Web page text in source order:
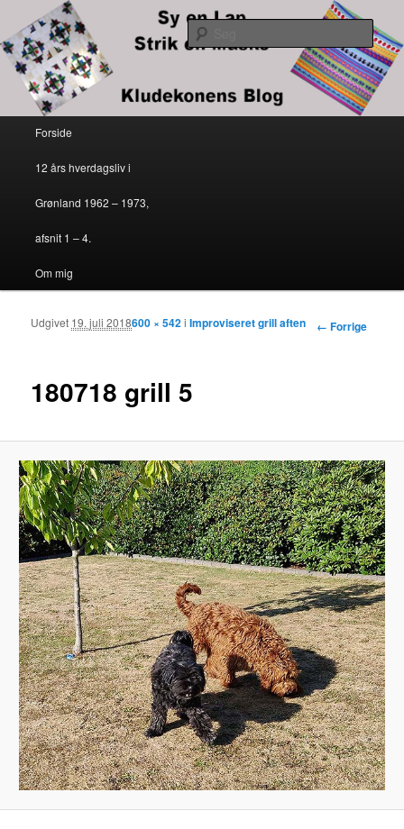
Sy en lap – strik en maske
Kludekonens blog
Søg
Fortsæt til primært indhold
Fortsæt til sekundært indhold
Forside
12 års hverdagsliv i
Grønland 1962 – 1973,
afsnit 1 – 4.
Om mig
Billednavigation
← Forrige
180718 grill 5
Udgivet 19. juli 2018600 × 542iImproviseret grill aften